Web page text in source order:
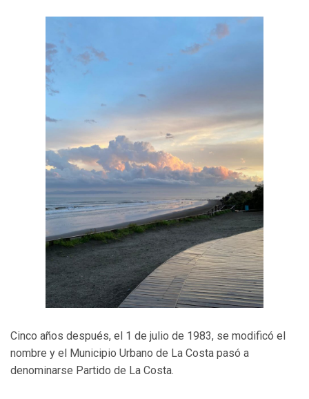
Cinco años después, el 1 de julio de 1983, se modificó el
nombre y el Municipio Urbano de La Costa pasó a
denominarse Partido de La Costa.